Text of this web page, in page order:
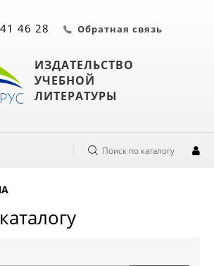
ИЗДАТЕЛЬСТВО
УЧЕБНОЙ
ЛИТЕРАТУРЫ
46 28 Обратная связь
Поиск по каталогу